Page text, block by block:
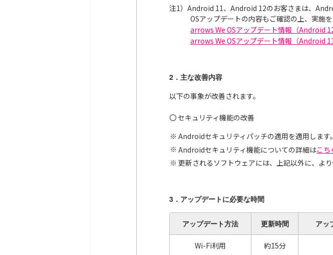
注1）Android 11、Android 12のお客さまは、
OSアップデートの内容もご確認の上、実施を
arrows We OSアップデート情報（Android 12
arrows We OSアップデート情報（Android 13
2．主な改善内容
以下の事象が改善されます。
〇 セキュリティ機能の改善
Androidセキュリティパッチの適用を適用します
Androidセキュリティ機能についての詳細はこち
更新されるソフトウェアには、上記以外に、よ
3．アップデートに必要な時間
アップデート方法 更新時間 アッ
Wi-Fi利用
約15分